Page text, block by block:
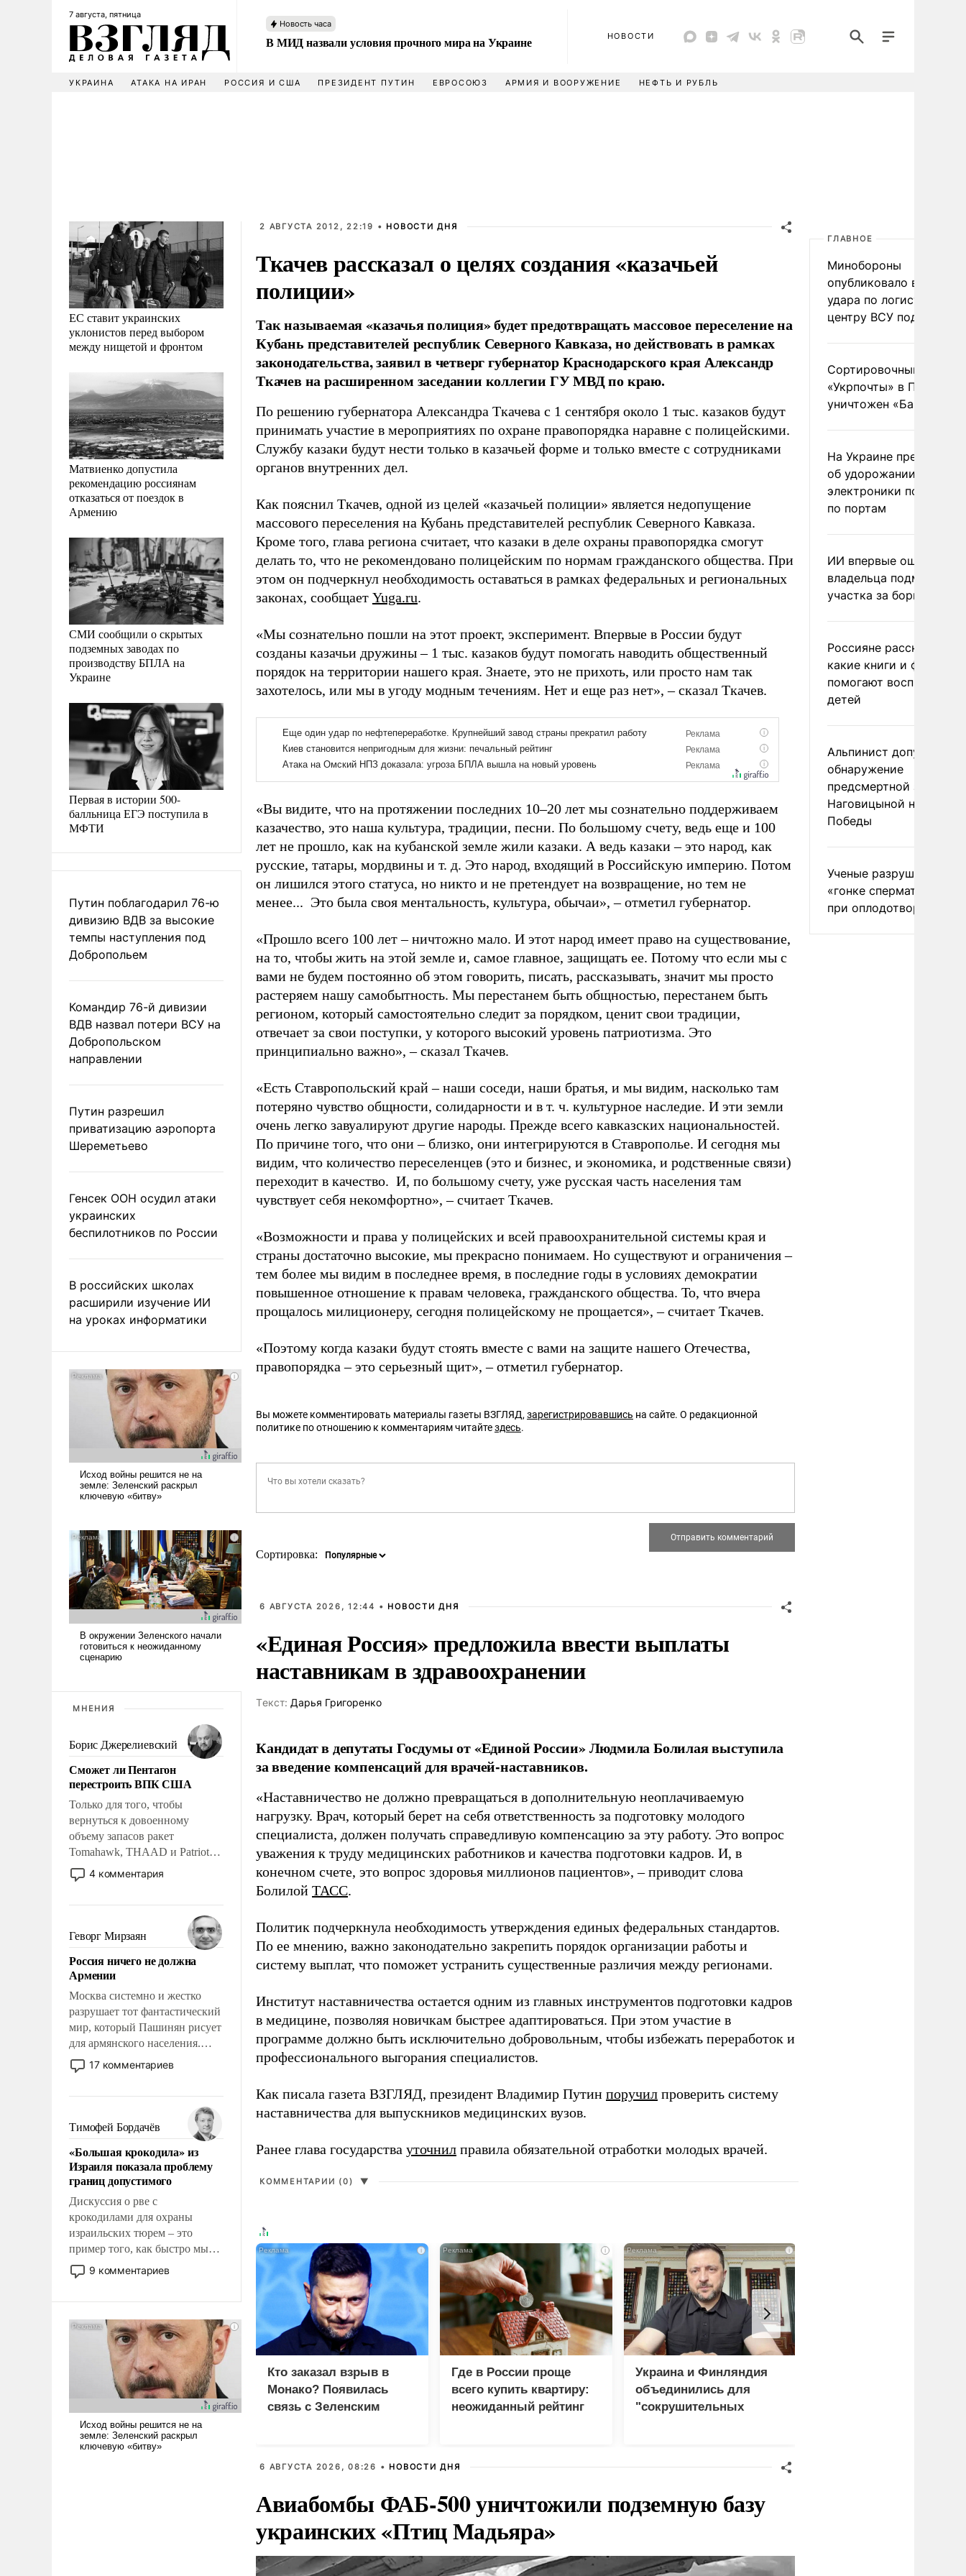
7 августа, пятница
Новость часа
В МИД назвали условия прочного мира на Украине НОВОСТИ
УКРАИНА АТАКА НА ИРАН РОССИЯ И США ПРЕЗИДЕНТ ПУТИН ЕВРОСОЮЗ АРМИЯ И ВООРУЖЕНИЕ НЕФТЬ И РУБЛЬ
ЕС ставит украинских
уклонистов перед выбором
между нищетой и фронтом
Матвиенко допустила
рекомендацию россиянам
отказаться от поездок в
Армению
СМИ сообщили о скрытых
подземных заводах по
производству БПЛА на
Украине
Первая в истории 500-
балльница ЕГЭ поступила в
МФТИ
Путин поблагодарил 76-ю
дивизию ВДВ за высокие
темпы наступления под
Добропольем
Командир 76-й дивизии
ВДВ назвал потери ВСУ на
Добропольском
направлении
Путин разрешил
приватизацию аэропорта
Шереметьево
Генсек ООН осудил атаки
украинских
беспилотников по России
В российских школах
расширили изучение ИИ
на уроках информатики
МНЕНИЯ
Борис Джерелиевский
Сможет ли Пентагон
перестроить ВПК США
Только для того, чтобы
вернуться к довоенному
объему запасов ракет
Tomahawk, THAAD и Patriot
США потребуется более трех
лет. Даже небольшая война с
Сложившаяся ситуация
означает многолетний период
уязвимости США, например,
перед Китаем.
4 комментария
Геворг Мирзаян
Россия ничего не должна
Армении
Москва системно и жестко
разрушает тот фантастический
мир, который Пашинян рисует
для армянского населения.
Мир, где политические
прожекты будут безусловно
налогоплательщиков и где
Еревану за свои поступки не
нужно отвечать.
17 комментариев
Тимофей Бордачёв
«Большая крокодила» из
Израиля показала проблему
границ допустимого
Дискуссия о рве с
крокодилами для охраны
израильских тюрем – это
пример того, как быстро мы
двигаемся по пути
революционных изменений.
псевдонаучной фантастики,
стало всерьез обсуждаемой
9 комментариев
2 АВГУСТА 2012, 22:19 • НОВОСТИ ДНЯ
Ткачев рассказал о целях создания «казачьей
полиции»
Так называемая «казачья полиция» будет предотвращать массовое переселение на
Кубань представителей республик Северного Кавказа, но действовать в рамках
законодательства, заявил в четверг губернатор Краснодарского края Александр
Ткачев на расширенном заседании коллегии ГУ МВД по краю.
По решению губернатора Александра Ткачева с 1 сентября около 1 тыс. казаков будут
принимать участие в мероприятиях по охране правопорядка наравне с полицейскими.
Службу казаки будут нести только в казачьей форме и только вместе с сотрудниками
органов внутренних дел.
Как пояснил Ткачев, одной из целей «казачьей полиции» является недопущение
массового переселения на Кубань представителей республик Северного Кавказа.
Кроме того, глава региона считает, что казаки в деле охраны правопорядка смогут
делать то, что не рекомендовано полицейским по нормам гражданского общества. При
этом он подчеркнул необходимость оставаться в рамках федеральных и региональных
законах, сообщает Yuga.ru.
«Мы сознательно пошли на этот проект, эксперимент. Впервые в России будут
созданы казачьи дружины – 1 тыс. казаков будут помогать наводить общественный
порядок на территории нашего края. Знаете, это не прихоть, или просто нам так
захотелось, или мы в угоду модным течениям. Нет и еще раз нет», – сказал Ткачев.
«Вы видите, что на протяжении последних 10–20 лет мы сознательно поддерживаем
казачество, это наша культура, традиции, песни. По большому счету, ведь еще и 100
лет не прошло, как на кубанской земле жили казаки. А ведь казаки – это народ, как
русские, татары, мордвины и т. д. Это народ, входящий в Российскую империю. Потом
он лишился этого статуса, но никто и не претендует на возвращение, но тем не
менее... Это была своя ментальность, культура, обычаи», – отметил губернатор.
«Прошло всего 100 лет – ничтожно мало. И этот народ имеет право на существование,
на то, чтобы жить на этой земле и, самое главное, защищать ее. Потому что если мы с
вами не будем постоянно об этом говорить, писать, рассказывать, значит мы просто
растеряем нашу самобытность. Мы перестанем быть общностью, перестанем быть
регионом, который самостоятельно следит за порядком, ценит свои традиции,
отвечает за свои поступки, у которого высокий уровень патриотизма. Это
принципиально важно», – сказал Ткачев.
«Есть Ставропольский край – наши соседи, наши братья, и мы видим, насколько там
потеряно чувство общности, солидарности и в т. ч. культурное наследие. И эти земли
очень легко завуалируют другие народы. Прежде всего кавказских национальностей.
По причине того, что они – близко, они интегрируются в Ставрополье. И сегодня мы
видим, что количество переселенцев (это и бизнес, и экономика, и родственные связи)
переходит в качество. И, по большому счету, уже русская часть населения там
чувствует себя некомфортно», – считает Ткачев.
«Возможности и права у полицейских и всей правоохранительной системы края и
страны достаточно высокие, мы прекрасно понимаем. Но существуют и ограничения –
тем более мы видим в последнее время, в последние годы в условиях демократии
повышенное отношение к правам человека, гражданского общества. То, что вчера
прощалось милиционеру, сегодня полицейскому не прощается», – считает Ткачев.
«Поэтому когда казаки будут стоять вместе с вами на защите нашего Отечества,
правопорядка – это серьезный щит», – отметил губернатор.
Вы можете комментировать материалы газеты ВЗГЛЯД, зарегистрировавшись на сайте. О редакционной
политике по отношению к комментариям читайтездесь.
Сортировка:
6 АВГУСТА 2026, 12:44 • НОВОСТИ ДНЯ
«Единая Россия» предложила ввести выплаты
наставникам в здравоохранении
Tекст: Дарья Григоренко
Кандидат в депутаты Госдумы от «Единой России» Людмила Болилая выступила
за введение компенсаций для врачей-наставников.
«Наставничество не должно превращаться в дополнительную неоплачиваемую
нагрузку. Врач, который берет на себя ответственность за подготовку молодого
специалиста, должен получать справедливую компенсацию за эту работу. Это вопрос
уважения к труду медицинских работников и качества подготовки кадров. И, в
конечном счете, это вопрос здоровья миллионов пациентов», – приводит слова
Болилой ТАСС.
Политик подчеркнула необходимость утверждения единых федеральных стандартов.
По ее мнению, важно законодательно закрепить порядок организации работы и
систему выплат, что поможет устранить существенные различия между регионами.
Институт наставничества остается одним из главных инструментов подготовки кадров
в медицине, позволяя новичкам быстрее адаптироваться. При этом участие в
программе должно быть исключительно добровольным, чтобы избежать переработок и
профессионального выгорания специалистов.
Как писала газета ВЗГЛЯД, президент Владимир Путин поручил проверить систему
наставничества для выпускников медицинских вузов.
Ранее глава государства уточнил правила обязательной отработки молодых врачей.
КОММЕНТАРИИ (0) ▼
i
Кто заказал взрыв в
Монако? Появилась
связь с Зеленским
i
Где в России проще
всего купить квартиру:
неожиданный рейтинг
i
Украина и Финляндия
объединились для
"сокрушительных
6 АВГУСТА 2026, 08:26 • НОВОСТИ ДНЯ
Авиабомбы ФАБ-500 уничтожили подземную базу
украинских «Птиц Мадьяра»
ГЛАВНОЕ
Минобороны
опубликовало видео
удара по
центру ВСУ под Киевом
Сортировочный пункт
«Укрпочты» в
уничтожен
На Украине
об удорожании
электроники после
по портам
ИИ впервые
владельца
участка за борщевик
Россияне рассказали,
какие книги и фильмы
помогают воспитывать
детей
Альпинист допустил
обнаружение
предсмертной записки
Наговицыной на пике
Победы
Ученые разрушили миф
«гонке
при оплодотворении